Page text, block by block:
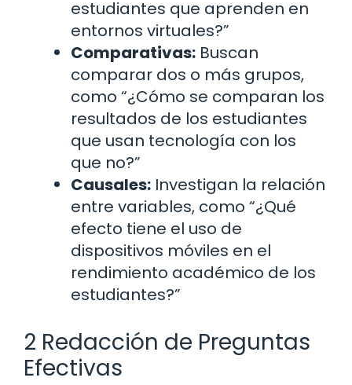
estudiantes que aprenden en
entornos virtuales?”
Comparativas: Buscan
comparar dos o más grupos,
como “¿Cómo se comparan los
resultados de los estudiantes
que usan tecnología con los
que no?”
Causales: Investigan la relación
entre variables, como “¿Qué
efecto tiene el uso de
dispositivos móviles en el
rendimiento académico de los
estudiantes?”
2 Redacción de Preguntas
Efectivas